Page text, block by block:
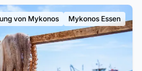
von Mykonos Mykonos Essen